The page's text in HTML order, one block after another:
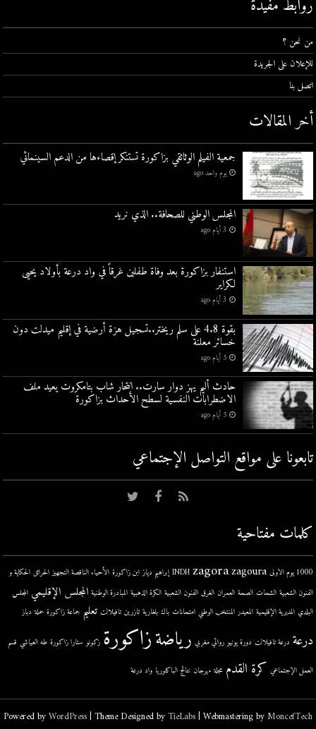
روابط مفيدة
من نحن ؟
للإعلان على الجريدة
اتصل بنا
أخر المقالات
جمعية الفيلم الوثائقي بزاكورة تستنكر إقصاءها من الدعم السينمائي
يوم واحد ago
المجلس الوطني للصحافة.. الذي نريد
3 أيام ago
استنفار بزاكورة بعد وفاة طفلين غرقاً في واد درعة بأولاد يحيى
لكراير
3 أيام ago
بقوة 4.8 على سلم ريختر..تسجيل هزة أرضية في إقليم ميدلت دون
خسائر معلنة
5 أيام ago
حادث أليم يهز دوار سارت.. انتحار شاب بتامكروت يعيد ملف
الاضطرابات النفسية لسطح الأحداث بزاكورة
5 أيام ago
تابعونا على مواقع التواصل اﻹجتماعي
كلمات مفتاحية
1000 يوم الاولى INDH zagora zagoura إبراهيم دياز ابن زاكورة الأحياء الناقصة التجهيز الحرائق الحكاية و
الفنون الشعبية الشحات الصحة العمران الغرق الفنون الشعبية الكرة الذهبية المبادرة الوطنية المجلس الإقليمي المجلس
البلدي المديرية الإقليمية المعيدر المنتخب الوطني امتحانات باك بلغارية تازرين تافيلالت تعليم جماعة زاكورة حملة دباز
درعة درعة تافيلالت دورة يونيو روائي مغربي رياضةزاكورة زكونو ستارا زاكورة طه العياشي قسم
العمل الإجتماعي كرة القدم مجلة مهرجان نتائج الباكلوريا واد درعة
Powered byWordPress| Theme Designed byTieLabs| Webmastering byMoncefTech